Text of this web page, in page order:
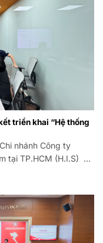
triển khai “Hệ thống
nhánh Công ty
tại TP.HCM (H.I.S) đã